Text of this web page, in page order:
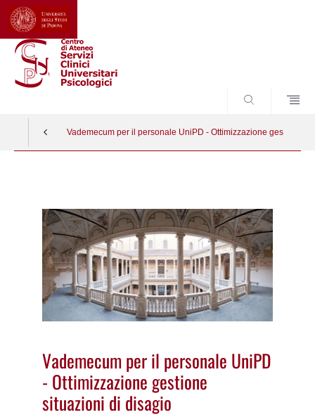
Vademecum per il personale UniPD - Ottimizzazione gestione
Vademecum per il personale UniPD
- Ottimizzazione gestione
situazioni di disagio